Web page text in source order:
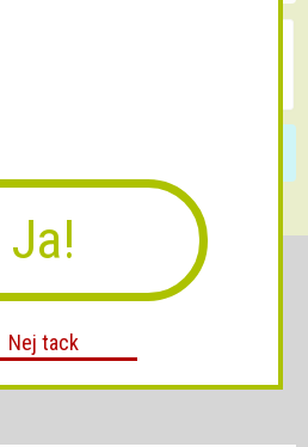
Ja!
Nej tack